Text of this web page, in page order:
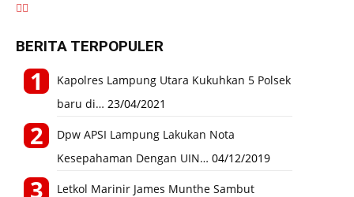
BERITA TERPOPULER
Kapolres Lampung Utara Kukuhkan 5 Polsek
baru di… 23/04/2021
Dpw APSI Lampung Lakukan Nota
Kesepahaman Dengan UIN… 04/12/2019
Letkol Marinir James Munthe Sambut